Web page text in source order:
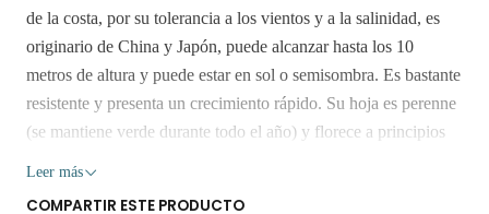
de la costa, por su tolerancia a los vientos y a la salinidad, es
originario de China y Japón, puede alcanzar hasta los 10
metros de altura y puede estar en sol o semisombra. Es bastante
resistente y presenta un crecimiento rápido. Su hoja es perenne
(se mantiene verde durante todo el año) y florece a principios
Leer más
COMPARTIR ESTE PRODUCTO